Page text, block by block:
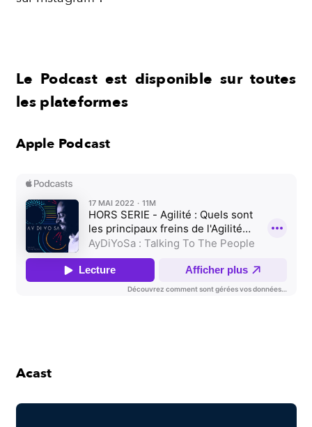
Le Podcast est disponible sur toutes
les plateformes
Apple Podcast
Acast